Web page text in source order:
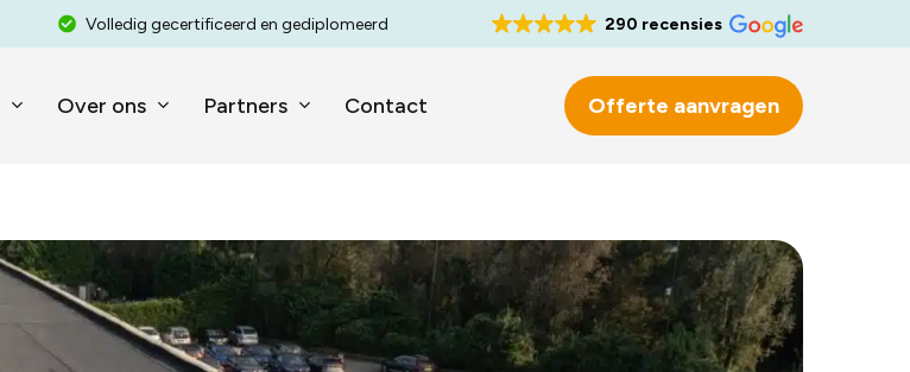
Volledig gecertificeerd en gediplomeerd 290 recensies
Over ons Partners Contact Offerte aanvragen